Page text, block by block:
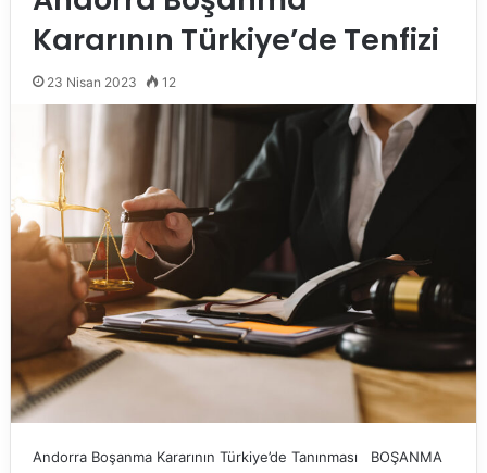
Kararının Türkiye’de Tenfizi
23 Nisan 2023 12
Andorra Boşanma Kararının Türkiye’de Tanınması BOŞANMA